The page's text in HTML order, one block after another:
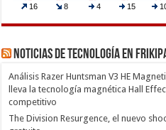
Noticias de Tecnología en
Análisis Razer Huntsman V3 HE
lleva la tecnología magnética Hall
competitivo
The Division Resurgence, el nuevo